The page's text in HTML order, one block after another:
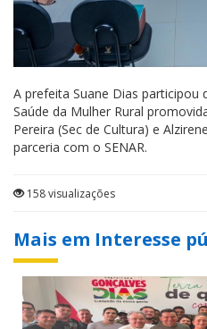
A prefeita Suane Dias participou
Saúde da Mulher Rural
Pereira (Sec de Cultura) e
parceria com o SENAR.
158 visualizações
Mais em Interesse